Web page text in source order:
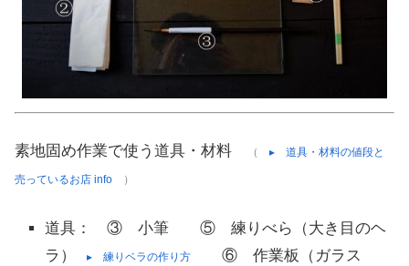
素地固め作業で使う道具・材料 （ ▸ 道具・材料の値段と
売っているお店 info ）
道具： ③ 小筆 ⑤ 練りべら（大き目のヘ
ラ）
▸ 練りベラの作り方⑥ 作業板（ガラス